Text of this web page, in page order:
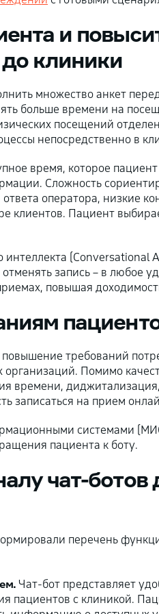
и
клиники
множество анкет
больше времени на
посещений
непосредственно в
время, которое
Сложность
оператора, низкие
клиентов. Пациент
интеллекта (Conversational
запись – в любое
повышая
требований
Помимо
времени,
записаться на прием
системами
пациента к боту.
чат-ботов
перечень
Чат-бот представляет
пациентов с клиникой.